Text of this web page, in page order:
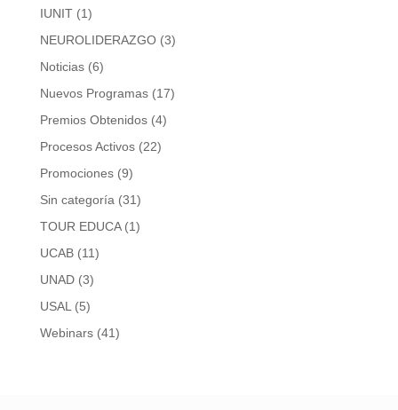
IUNIT(1)
NEUROLIDERAZGO(3)
Noticias(6)
Nuevos Programas(17)
Premios Obtenidos(4)
Procesos Activos(22)
Promociones(9)
Sin categoría (31)
TOUR EDUCA(1)
UCAB(11)
UNAD(3)
USAL (5)
Webinars(41)